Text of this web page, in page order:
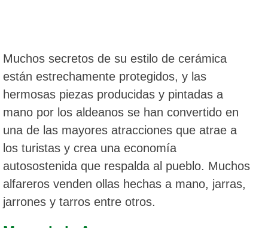
Muchos secretos de su estilo de cerámica
están estrechamente protegidos, y las
hermosas piezas producidas y pintadas a
mano por los aldeanos se han convertido en
una de las mayores atracciones que atrae a
los turistas y crea una economía
autosostenida que respalda al pueblo. Muchos
alfareros venden ollas hechas a mano, jarras,
jarrones y tarros entre otros.